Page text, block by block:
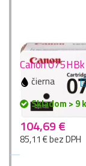
Canon
čierna
Skladom > 9
104,69 €
85,11 € bez DPH